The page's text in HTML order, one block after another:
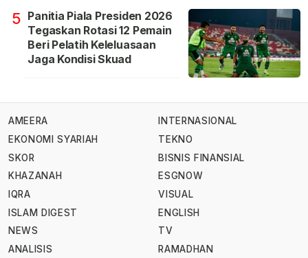
5 Panitia Piala Presiden 2026
Tegaskan Rotasi 12 Pemain
Beri Pelatih Keleluasaan
Jaga Kondisi Skuad
AMEERA
EKONOMI SYARIAH
SKOR
KHAZANAH
IQRA
ISLAM DIGEST
NEWS
ANALISIS
INTERNASIONAL
TEKNO
BISNIS FINANSIAL
ESGNOW
VISUAL
ENGLISH
TV
RAMADHAN